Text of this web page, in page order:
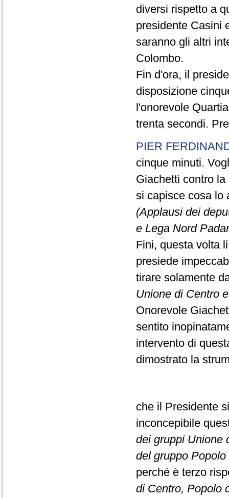
diversi rispetto a
presidente Casini
saranno gli altri
Colombo.
Fin d'ora, il
disposizione
l'onorevole
trenta secondi.
PIER
cinque minuti.
Giachetti contro
si capisce cosa lo
(Applausi dei
e Lega Nord
Fini, questa volta
presiede
tirare solamente
Unione di Centro
Onorevole
sentito
intervento di
dimostrato la
che il Presidente
inconcepibile
dei gruppi Unione
del gruppo
perché è terzo
di Centro, Popolo